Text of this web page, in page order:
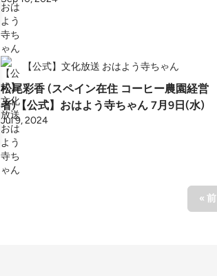
【公式】文化放送 おはよう寺ちゃん
松尾彩香 (スペイン在住 コーヒー農園経営
者)【公式】おはよう寺ちゃん 7月9日(水)
Jul 9, 2024
« 前